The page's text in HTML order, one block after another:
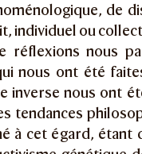
de
individuel ou
réflexions nous
nous ont été
inverse nous ont
tendances
à cet égard, étant